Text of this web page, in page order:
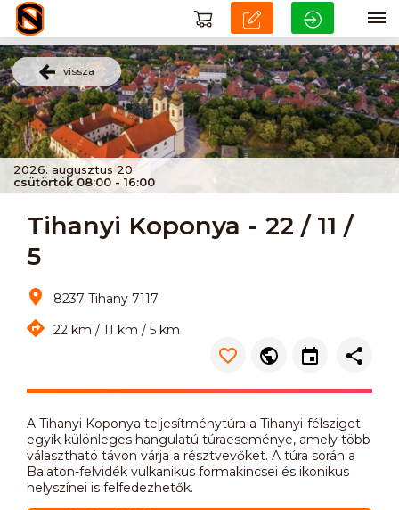
vissza
2026. augusztus 20.
csütörtök 08:00 - 16:00
Tihanyi Koponya - 22 / 11 /
5
8237 Tihany 7117
22 km / 11 km / 5 km
A Tihanyi Koponya teljesítménytúra a Tihanyi-félsziget
egyik különleges hangulatú túraeseménye, amely több
választható távon várja a résztvevőket. A túra során a
Balaton-felvidék vulkanikus formakincsei és ikonikus
helyszínei is felfedezhetők.